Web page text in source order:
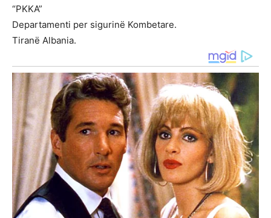
“PKKA”
Departamenti per sigurinë Kombetare.
Tiranë Albania.